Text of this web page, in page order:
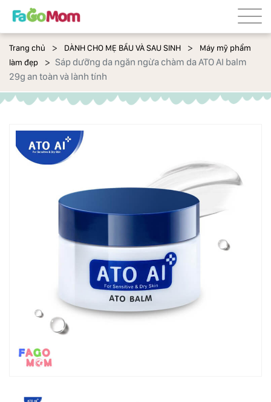
Trang chủ DÀNH CHO MẸ BẦU VÀ SAU SINH
Máy mỹ phẩm
làm đẹp
Sáp dưỡng da ngăn ngừa chàm da ATO AI balm
29g an toàn và lành tính